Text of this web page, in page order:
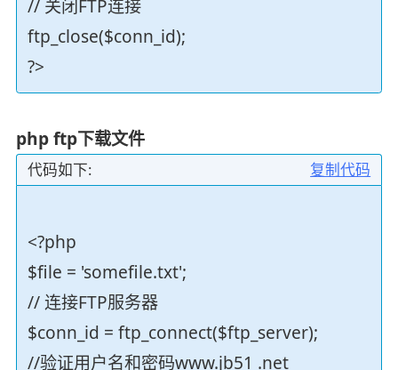
// 关闭FTP连接
ftp_close($conn_id);
?>
php ftp下载文件
复制代码
代码如下:
<?php
$file = 'somefile.txt';
// 连接FTP服务器
$conn_id = ftp_connect($ftp_server);
//验证用户名和密码www.jb51 .net